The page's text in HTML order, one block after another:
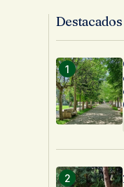
Destacados